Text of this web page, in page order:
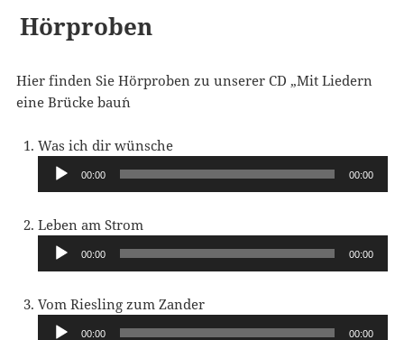
Hörproben
Hier finden Sie Hörproben zu unserer CD „Mit Liedern
eine Brücke bau´n
Was ich dir wünscheAudio-
Player
00:00 00:00
Leben am StromAudio-
Player
00:00 00:00
Vom Riesling zum ZanderAudio-
Player
00:00 00:00